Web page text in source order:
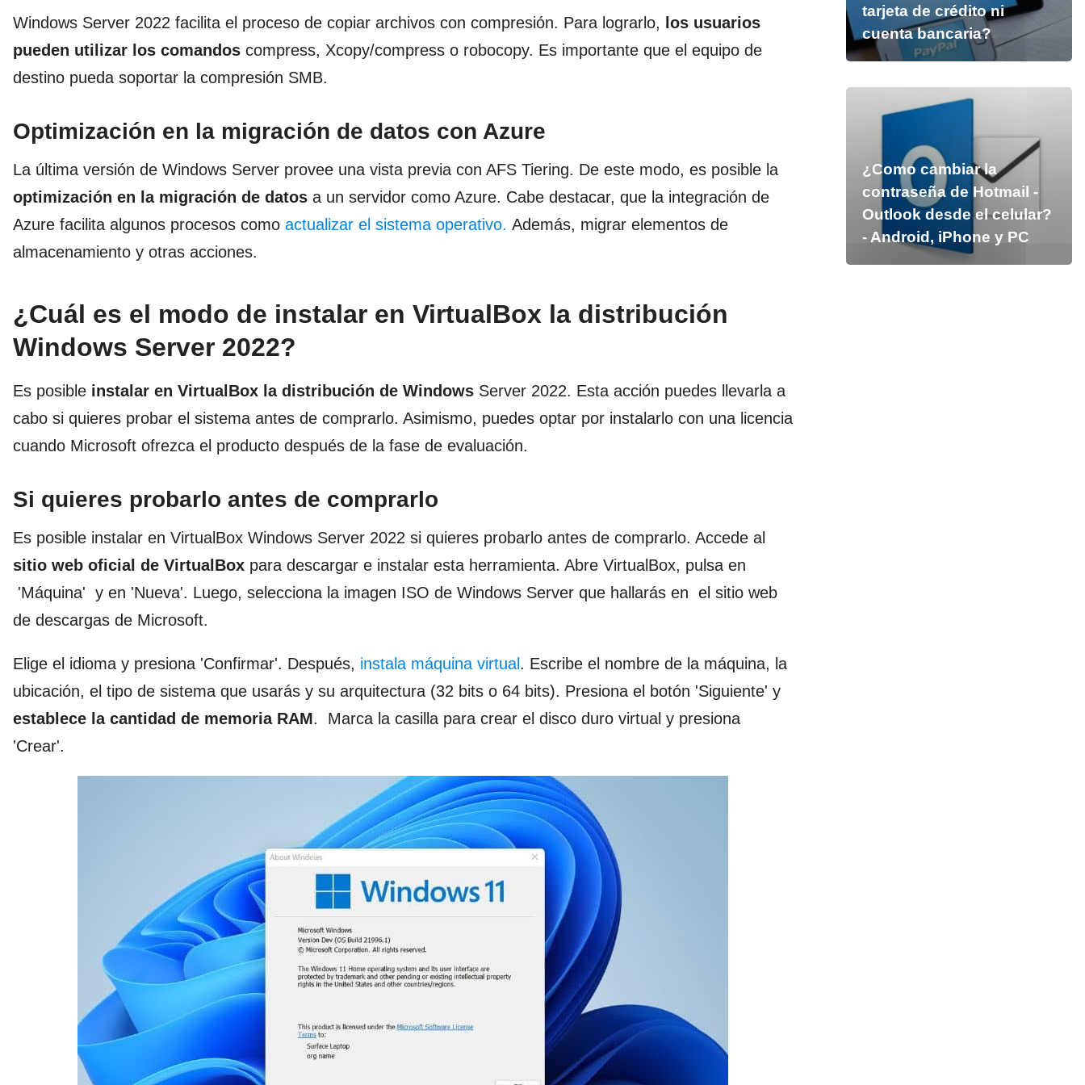
Windows Server 2022 facilita el proceso de copiar archivos con compresión. Para lograrlo, los usuarios
pueden utilizar los comandos compress, Xcopy/compress o robocopy. Es importante que el equipo de
destino pueda soportar la compresión SMB.
Optimización en la migración de datos con Azure
La última versión de Windows Server provee una vista previa con AFS Tiering. De este modo, es posible la
optimización en la migración de datos a un servidor como Azure. Cabe destacar, que la integración de
Azure facilita algunos procesos como actualizar el sistema operativo. Además, migrar elementos de
almacenamiento y otras acciones.
¿Cuál es el modo de instalar en VirtualBox la distribución
Windows Server 2022?
Es posible instalar en VirtualBox la distribución de Windows Server 2022. Esta acción puedes llevarla a
cabo si quieres probar el sistema antes de comprarlo. Asimismo, puedes optar por instalarlo con una licencia
cuando Microsoft ofrezca el producto después de la fase de evaluación.
Si quieres probarlo antes de comprarlo
Es posible instalar en VirtualBox Windows Server 2022 si quieres probarlo antes de comprarlo. Accede al
sitio web oficial de VirtualBox para descargar e instalar esta herramienta. Abre VirtualBox, pulsa en
'Máquina' y en 'Nueva'. Luego, selecciona la imagen ISO de Windows Server que hallarás en el sitio web
de descargas de Microsoft.
Elige el idioma y presiona 'Confirmar'. Después, instala máquina virtual . Escribe el nombre de la máquina, la
ubicación, el tipo de sistema que usarás y su arquitectura (32 bits o 64 bits). Presiona el botón 'Siguiente' y
establece la cantidad de memoria RAM. Marca la casilla para crear el disco duro virtual y presiona
'Crear'.
tarjeta de crédito ni
cuenta bancaria?
¿Como cambiar la
contraseña de Hotmail -
Outlook desde el celular?
- Android, iPhone y PC